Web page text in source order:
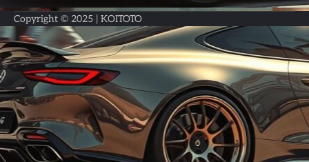
Copyright © 2025 | KOITOTO